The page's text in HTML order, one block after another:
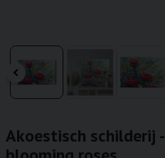
Akoestisch schilderij